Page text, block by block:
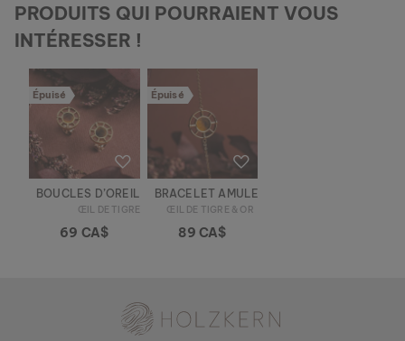
PRODUITS QUI POURRAIENT VOUS
INTÉRESSER !
Épuisé
BOUCLES D’OREILLE AMULET
ŒIL DE TIGRE & OR
69 CA$
Épuisé
BRACELET AMULET
ŒIL DE TIGRE & OR
89 CA$